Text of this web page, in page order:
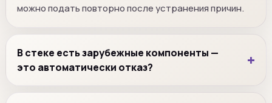
можно подать повторно после устранения причин.
В стеке есть зарубежные компоненты —
это автоматически отказ?